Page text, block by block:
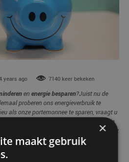
years ago 7140 keer bekeken
enenergie besparen?Juist nu de
proberen ons energieverbruik te
als onze portemonnee te sparen, vraagt u
een waterbed verbruikt en hoe u energie
we alle aspecten van
het energieverbruik
stroomverbruik van uw waterbed kunt
×
maakt gebruik